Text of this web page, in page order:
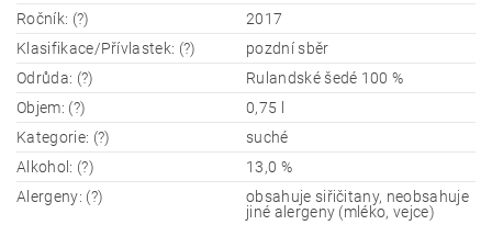
Ročník: (?)
2017
Klasifikace/Přívlastek: (?)
pozdní sběr
Odrůda: (?)
Rulandské šedé 100 %
Objem: (?)
0,75 l
Kategorie: (?)
suché
Alkohol: (?)
13,0 %
Alergeny: (?)
obsahuje siřičitany, neobsahuje
jiné alergeny (mléko, vejce)